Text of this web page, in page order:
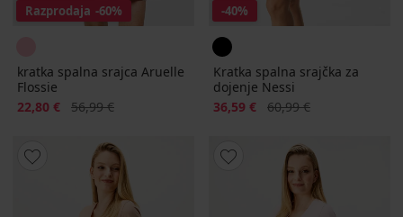
Razprodaja -60%
kratka spalna srajca Aruelle
Flossie
Popust
22,80 € Prvotna cena
56,99 €
-40%
Kratka spalna srajčka za
dojenje Nessi
Popust
36,59 € Prvotna cena
60,99 €